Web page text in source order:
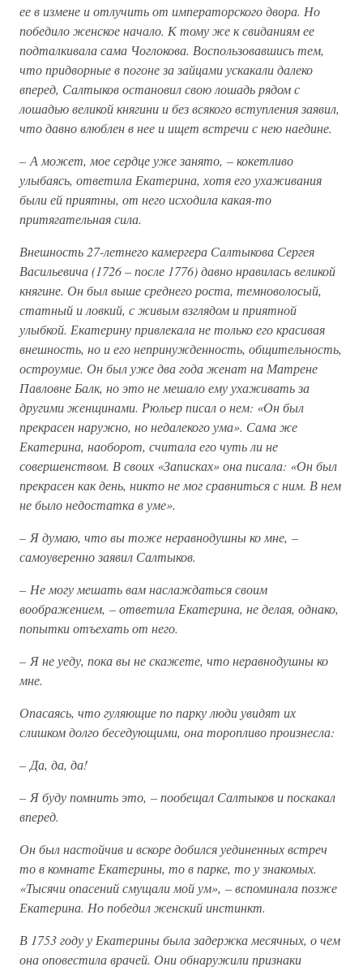
ее в измене и отлучить от императорского двора. Но
победило женское начало. К тому же к свиданиям ее
подталкивала сама Чоглокова. Воспользовавшись тем,
что придворные в погоне за зайцами ускакали далеко
вперед, Салтыков остановил свою лошадь рядом с
лошадью великой княгини и без всякого вступления заявил,
что давно влюблен в нее и ищет встречи с нею наедине.
– А может, мое сердце уже занято, – кокетливо
улыбаясь, ответила Екатерина, хотя его ухаживания
были ей приятны, от него исходила какая-то
притягательная сила.
Внешность 27-летнего камергера Салтыкова Сергея
Васильевича (1726 – после 1776) давно нравилась великой
княгине. Он был выше среднего роста, темноволосый,
статный и ловкий, с живым взглядом и приятной
улыбкой. Екатерину привлекала не только его красивая
внешность, но и его непринужденность, общительность,
остроумие. Он был уже два года женат на Матрене
Павловне Балк, но это не мешало ему ухаживать за
другими женщинами. Рюльер писал о нем: «Он был
прекрасен наружно, но недалекого ума». Сама же
Екатерина, наоборот, считала его чуть ли не
совершенством. В своих «Записках» она писала: «Он был
прекрасен как день, никто не мог сравниться с ним. В нем
не было недостатка в уме».
– Я думаю, что вы тоже неравнодушны ко мне, –
самоуверенно заявил Салтыков.
– Не могу мешать вам наслаждаться своим
воображением, – ответила Екатерина, не делая, однако,
попытки отъехать от него.
– Я не уеду, пока вы не скажете, что неравнодушны ко
мне.
Опасаясь, что гуляющие по парку люди увидят их
слишком долго беседующими, она торопливо произнесла:
– Да, да, да!
– Я буду помнить это, – пообещал Салтыков и поскакал
вперед.
Он был настойчив и вскоре добился уединенных встреч
то в комнате Екатерины, то в парке, то у знакомых.
«Тысячи опасений смущали мой ум», – вспоминала позже
Екатерина. Но победил женский инстинкт.
В 1753 году у Екатерины была задержка месячных, о чем
она оповестила врачей. Они обнаружили признаки